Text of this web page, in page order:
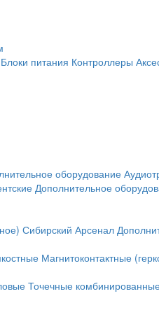
Блоки питания Контроллеры
оборудование
Дополнительное
Сибирский Арсенал
Магнитоконтактные
Точечные